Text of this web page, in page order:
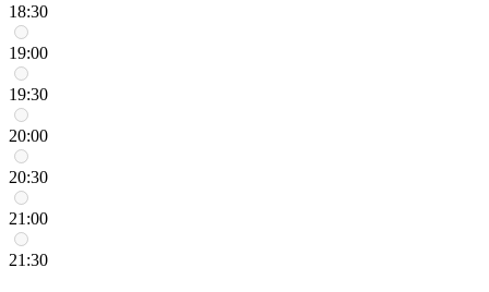
18:30
19:00
19:30
20:00
20:30
21:00
21:30